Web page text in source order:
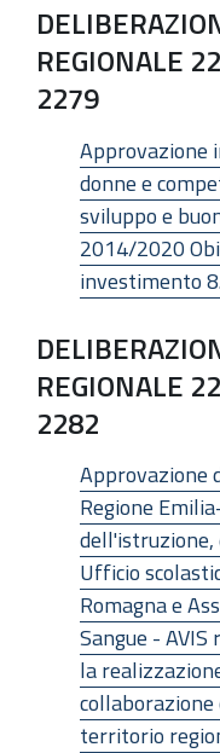
REGIONALE
2279
Approvazione
donne e
sviluppo e
2014/2020
investimento
REGIONALE
2282
Approvazione
Regione
dell'istruzione,
Ufficio
Romagna e
Sangue -
la
territorio